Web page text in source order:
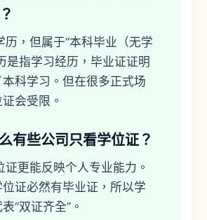
历，但属于“本科毕业（无学
是指学习经历，毕业证证明
科学习。但在很多正式场
会受限。
有些公司只看学位证？
证更能反映个人专业能力。
位证必然有毕业证，所以学
“双证齐全”。